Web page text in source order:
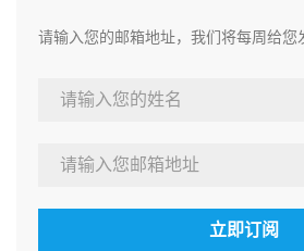
请输入您的邮箱地址，我们将每周给您
立即订阅